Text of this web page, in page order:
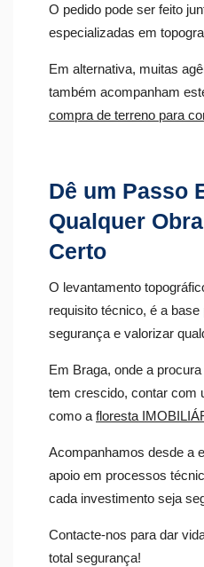
O pedido pode ser feito
especializadas em
Em alternativa, muitas
também acompanham
compra de terreno para
Dê um Passo
Qualquer
Certo
O levantamento
requisito técnico, é a
segurança e valorizar
Em Braga, onde a
tem crescido, contar com
como a floresta
Acompanhamos desde a
apoio em processos
cada investimento seja
Contacte-nos para dar
total segurança!